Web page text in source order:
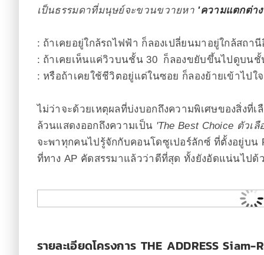
เป็นธรรมดาที่มนุษย์จะขวนขวายหา 'ความแตกต่
: ถ้าเคยอยู่ใกล้รถไฟฟ้า ก็ลองเปลี่ยนมาอยู่ใกล้สถา
: ถ้าเคยเห็นแค่วิวบนชั้น 30 ก็ลองขยับขึ้นไปดูบนชั้
: หรือถ้าเคยใช้ชีวิตอยู่แต่ในซอย ก็ลองย้ายเข้าไปใ
ไม่ว่าจะด้วยเหตุผลที่บ่งบอกถึงความพิเศษของสิ่งที่
ล้วนแสดงออกถึงความเป็น 'The Best Choice ตัวเลื
จะพาทุกคนไปรู้จักกับคอนโดซูเปอร์ลักซ์ ที่ตั้งอยู่บน
ที่ทาง AP คัดสรรมาแล้วว่าดีที่สุด ทั้งยังอัดแน่นไป
รายละเอียดโครงการ THE ADDRESS